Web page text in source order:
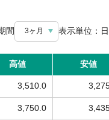
間 3ヶ月 表示単位： 日
高値 安値
3,510.0
3,750.0